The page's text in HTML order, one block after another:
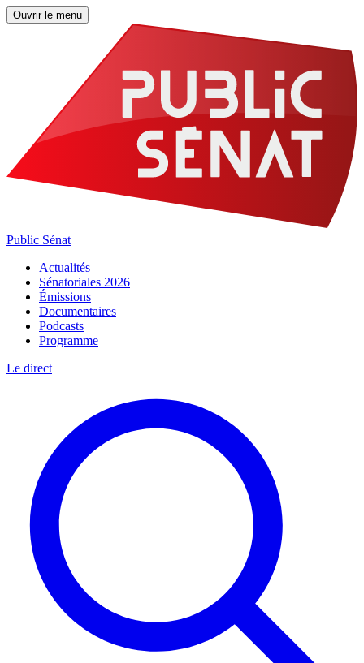
Ouvrir le menu
Public Sénat
Actualités
Sénatoriales 2026
Émissions
Documentaires
Podcasts
Programme
Le direct